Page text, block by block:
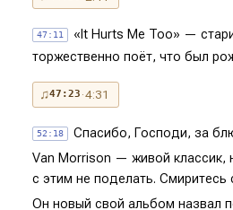
47:11
«It Hurts Me Too» —
торжественно поёт, что был
♫47:23 · 4:31
52:18
Спасибо, Господи, за
Van Morrison — живой классик,
с этим не поделать. Смиритесь
Он новый свой альбом назвал